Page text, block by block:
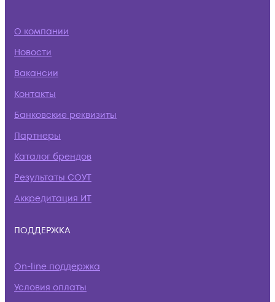
О компании
Новости
Вакансии
Контакты
Банковские реквизиты
Партнеры
Каталог брендов
Результаты СОУТ
Аккредитация ИТ
ПОДДЕРЖКА
On-line поддержка
Условия оплаты